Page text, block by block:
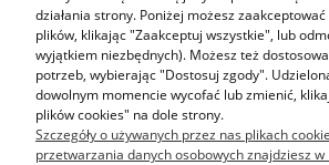
KONTO BANKOWE W ALIOR BANK nr: 19 2490
6013
pokaż pełną wersję
Sklep internetowy Shoper.pl
działania strony. Poniżej możesz
plików, klikając "Zaakceptuj wszystkie", lub
wyjątkiem niezbędnych). Możesz też
potrzeb, wybierając "Dostosuj zgody".
dowolnym momencie wycofać lub zmienić,
plików cookies" na dole strony.
Szczegóły o używanych przez nas plikach
przetwarzania danych osobowych znajdziesz